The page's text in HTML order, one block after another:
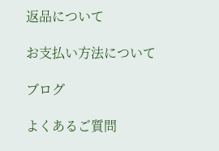
返品について
お支払い方法について
ブログ
よくあるご質問